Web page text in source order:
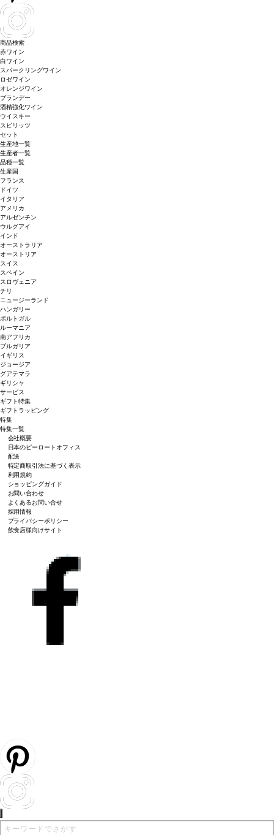
商品検索
赤ワイン
白ワイン
スパークリングワイン
ロゼワイン
オレンジワイン
ブランデー
酒精強化ワイン
ウイスキー
スピリッツ
セット
生産地一覧
生産者一覧
品種一覧
生産国
フランス
ドイツ
イタリア
アメリカ
アルゼンチン
ウルグアイ
インド
オーストラリア
オーストリア
スイス
スペイン
スロヴェニア
チリ
ニュージーランド
ハンガリー
ポルトガル
ルーマニア
南アフリカ
ブルガリア
イギリス
ジョージア
グアテマラ
ギリシャ
サービス
ギフト特集
ギフトラッピング
特集
特集一覧
会社概要
日本のピーロートオフィス
配送
特定商取引法に基づく表示
利用規約
ショッピングガイド
お問い合わせ
よくあるお問い合せ
採用情報
プライバシーポリシー
飲食店様向けサイト